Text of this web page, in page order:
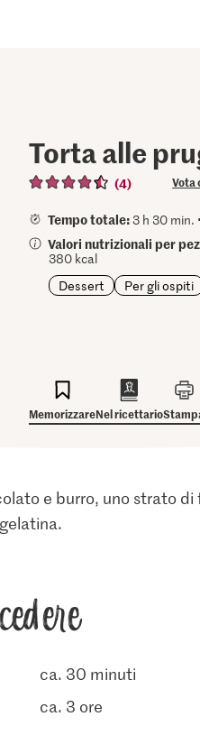
Torta alle
(4) Vota
Tempo totale: 3 h 30 min.
Valori nutrizionali per
380 kcal
Dessert
Per gli ospiti
MemorizzareNel ricettario
e burro, uno strato di
ca. 30 minuti
ca. 3 ore